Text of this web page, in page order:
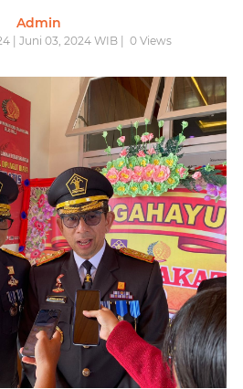
Admin
| Juni 03, 2024 WIB | 0 Views